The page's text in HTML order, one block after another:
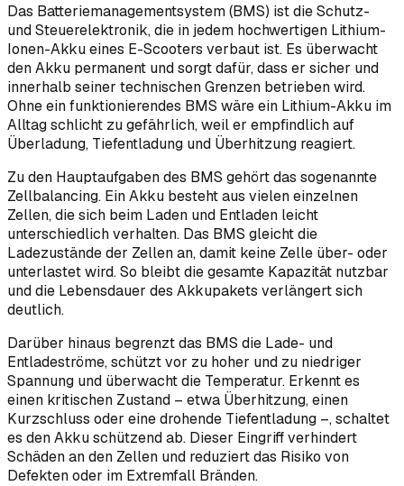
Das Batteriemanagementsystem (BMS) ist die Schutz-
und Steuerelektronik, die in jedem hochwertigen Lithium-
Ionen-Akku eines E-Scooters verbaut ist. Es überwacht
den Akku permanent und sorgt dafür, dass er sicher und
innerhalb seiner technischen Grenzen betrieben wird.
Ohne ein funktionierendes BMS wäre ein Lithium-Akku im
Alltag schlicht zu gefährlich, weil er empfindlich auf
Überladung, Tiefentladung und Überhitzung reagiert.
Zu den Hauptaufgaben des BMS gehört das sogenannte
Zellbalancing. Ein Akku besteht aus vielen einzelnen
Zellen, die sich beim Laden und Entladen leicht
unterschiedlich verhalten. Das BMS gleicht die
Ladezustände der Zellen an, damit keine Zelle über- oder
unterlastet wird. So bleibt die gesamte Kapazität nutzbar
und die Lebensdauer des Akkupakets verlängert sich
deutlich.
Darüber hinaus begrenzt das BMS die Lade- und
Entladeströme, schützt vor zu hoher und zu niedriger
Spannung und überwacht die Temperatur. Erkennt es
einen kritischen Zustand – etwa Überhitzung, einen
Kurzschluss oder eine drohende Tiefentladung –, schaltet
es den Akku schützend ab. Dieser Eingriff verhindert
Schäden an den Zellen und reduziert das Risiko von
Defekten oder im Extremfall Bränden.